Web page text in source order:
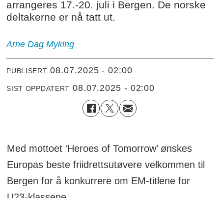
arrangeres 17.-20. juli i Bergen. De norske
deltakerne er nå tatt ut.
Arne Dag Myking
PUBLISERT 08.07.2025 - 02:00
SIST OPPDATERT 08.07.2025 - 02:00
Med mottoet ‘Heroes of Tomorrow’ ønskes
Europas beste friidrettsutøvere velkommen til
Bergen for å konkurrere om EM-titlene for